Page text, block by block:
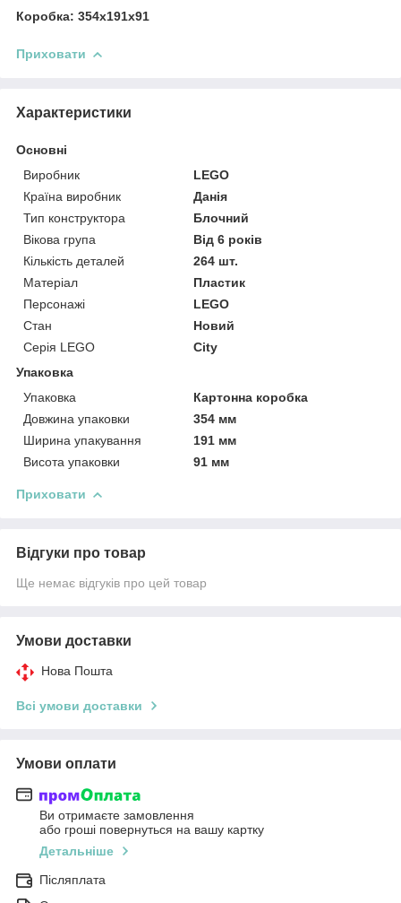
Коробка: 354х191х91
Приховати
Характеристики
Основні
Виробник
LEGO
Країна виробник
Данія
Тип конструктора
Блочний
Вікова група
Від 6 років
Кількість деталей
264 шт.
Матеріал
Пластик
Персонажі
LEGO
Стан
Новий
Серія LEGO
City
Упаковка
Упаковка
Картонна коробка
Довжина упаковки
354 мм
Ширина упакування
191 мм
Висота упаковки
91 мм
Приховати
Відгуки про товар
Ще немає відгуків про цей товар
Умови доставки
Нова Пошта
Всі умови доставки
Умови оплати
Ви отримаєте замовлення
або гроші повернуться на вашу картку
Детальніше
Післяплата